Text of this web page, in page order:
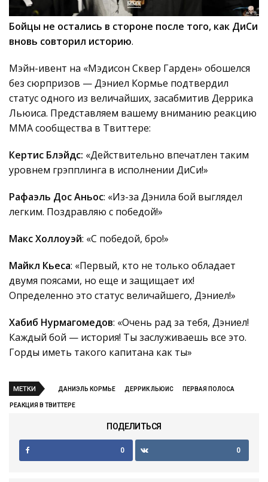
Бойцы не остались в стороне после того, как ДиСи
вновь совторил историю.
Мэйн-ивент на «Мэдисон Сквер Гарден» обошелся
без сюрпризов — Дэниел Кормье подтвердил
статус одного из величайших, засабмитив Деррика
Льюиса. Представляем вашему вниманию реакцию
ММА сообщества в Твиттере:
Кертис Блэйдс: «Действительно впечатлен таким
уровнем грэпплинга в исполнении ДиСи!»
Рафаэль Дос Аньос: «Из-за Дэнила бой выглядел
легким. Поздравляю с победой!»
Макс Холлоуэй: «С победой, бро!»
Майкл Кьеса: «Первый, кто не только обладает
двумя поясами, но еще и защищает их!
Определенно это статус величайшего, Дэниел!»
Хабиб Нурмагомедов: «Очень рад за тебя, Дэниел!
Каждый бой — история! Ты заслуживаешь все это.
Горды иметь такого капитана как ты»
МЕТКИ ДАНИЭЛЬ КОРМЬЕ ДЕРРИК ЛЬЮИС ПЕРВАЯ ПОЛОСА
РЕАКЦИЯ В ТВИТТЕРЕ
ПОДЕЛИТЬСЯ
0 0